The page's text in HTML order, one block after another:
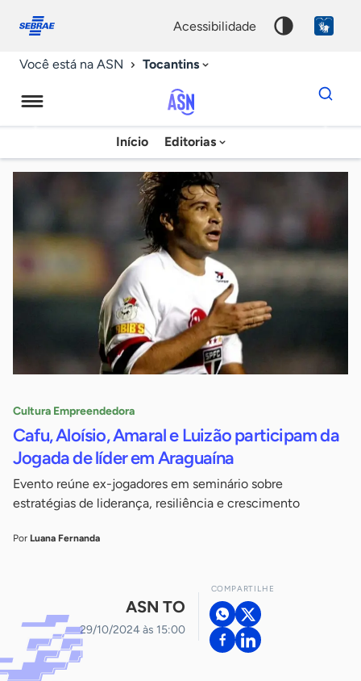
conosco
acessibilidade
Você está na ASN Tocantins
Agência
Sebrae
de
Notícias
Início Editorias
Dados
para
chave
Cultura Empreendedora
Cafu, Aloísio, Amaral e Luizão participam da
Jogada de líder em Araguaína
Evento reúne ex-jogadores em seminário sobre
estratégias de liderança, resiliência e crescimento
Por Luana Fernanda
ASN TO
29/10/2024 às 15:00
COMPARTILHE